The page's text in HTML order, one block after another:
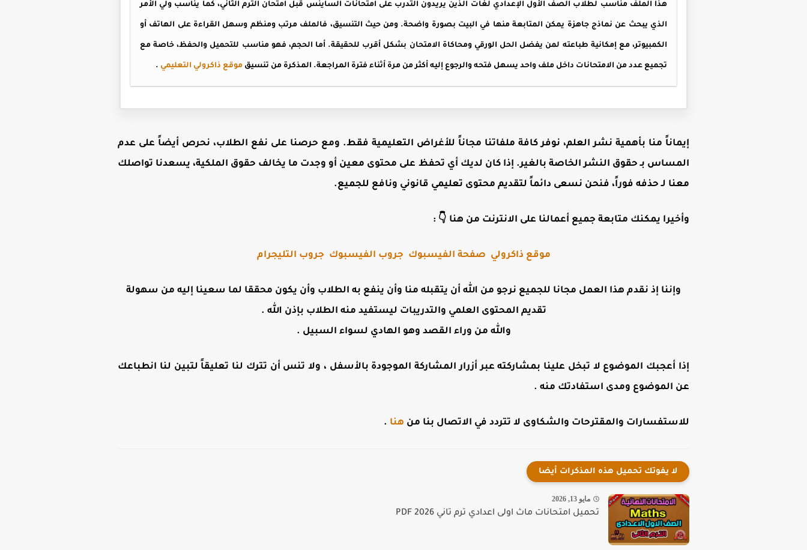
هذا الملف مناسب لطلاب الصف الأول الإعدادي لغات الذين يريدون التدرب على امتحانات الساينس قبل امتحان الترم الثاني، كما يناسب ولي الأمر
الذي يبحث عن نماذج جاهزة يمكن المتابعة منها في البيت بصورة واضحة. ومن حيث التنسيق، فالملف مرتب ومنظم وسهل القراءة على الهاتف أو
الكمبيوتر، مع إمكانية طباعته لمن يفضل الحل الورقي ومحاكاة الامتحان بشكل أقرب للحقيقة. أما الحجم، فهو مناسب للتحميل والحفظ، خاصة مع
تجميع عدد من الامتحانات داخل ملف واحد يسهل فتحه والرجوع إليه أكثر من مرة أثناء فترة المراجعة. المذكرة من تنسيق موقع ذاكرولي التعليمي .
إيماناً منا بأهمية نشر العلم، نوفر كافة ملفاتنا مجاناً للأغراض التعليمية فقط. ومع حرصنا على نفع الطلاب، نحرص أيضاً على عدم
المساس بـ حقوق النشر الخاصة بالغير. إذا كان لديك أي تحفظ على محتوى معين أو وجدت ما يخالف حقوق الملكية، يسعدنا تواصلك
معنا لـ حذفه فوراً، فنحن نسعى دائماً لتقديم محتوى تعليمي قانوني ونافع للجميع.
وأخيرا يمكنك متابعة جميع أعمالنا على الانترنت من هنا 👇 :
موقع ذاكرولي صفحة الفيسبوك جروب الفيسبوك جروب التليجرام
وإننا إذ نقدم هذا العمل مجانا للجميع نرجو من الله أن يتقبله منا وأن ينفع به الطلاب وأن يكون محققا لما سعينا إليه من سهولة
تقديم المحتوى العلمي والتدريبات ليستفيد منه الطلاب بإذن الله .
والله من وراء القصد وهو الهادي لسواء السبيل .
إذا أعجبك الموضوع لا تبخل علينا بمشاركته عبر أزرار المشاركة الموجودة بالأسفل ، ولا تنس أن تترك لنا تعليقاً لتبين لنا انطباعك
عن الموضوع ومدى استفادتك منه .
للاستفسارات والمقترحات والشكاوى لا تتردد في الاتصال بنا من هنا .
لا يفوتك تحميل هذه المذكرات أيضا
مايو 13, 2026
تحميل امتحانات ماث اولى اعدادي ترم تاني PDF 2026